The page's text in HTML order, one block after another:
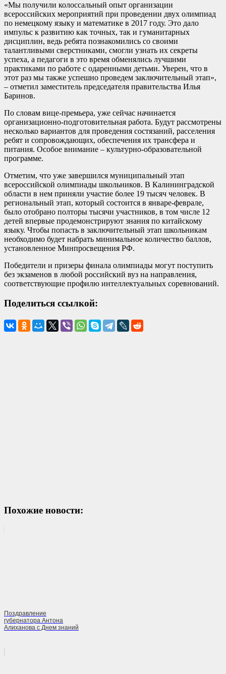
«Мы получили колоссальный опыт организации
всероссийских мероприятий при проведении двух олимпиад
по немецкому языку и математике в 2017 году. Это дало
импульс к развитию как точных, так и гуманитарных
дисциплин, ведь ребята познакомились со своими
талантливыми сверстниками, смогли узнать их секреты
успеха, а педагоги в это время обменялись лучшими
практиками по работе с одаренными детьми. Уверен, что в
этот раз мы также успешно проведем заключительный этап»,
– отметил заместитель председателя правительства Илья
Баринов.
По словам вице-премьера, уже сейчас начинается
организационно-подготовительная работа. Будут рассмотрены
несколько вариантов для проведения состязаний, расселения
ребят и сопровождающих, обеспечения их трансфера и
питания. Особое внимание – культурно-образовательной
программе.
Отметим, что уже завершился муниципальный этап
всероссийской олимпиады школьников. В Калининградской
области в нем приняли участие более 19 тысяч человек. В
региональный этап, который состоится в январе-феврале,
было отобрано полторы тысячи участников, в том числе 12
детей впервые продемонстрируют знания по китайскому
языку. Чтобы попасть в заключительный этап школьникам
необходимо будет набрать минимальное количество баллов,
установленное Минпросвещения РФ.
Победители и призеры финала олимпиады могут поступить
без экзаменов в любой российский вуз на направления,
соответствующие профилю интеллектуальных соревнований.
Поделиться ссылкой:
Похожие новости:
Поздравление
губернатора Антона
Алиханова с Днем знаний